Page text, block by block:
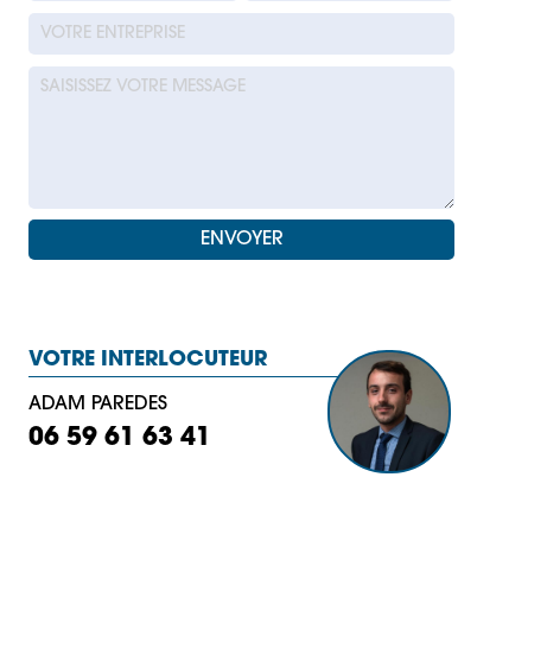
VOTRE INTERLOCUTEUR
ADAM PAREDES
06 59 61 63 41